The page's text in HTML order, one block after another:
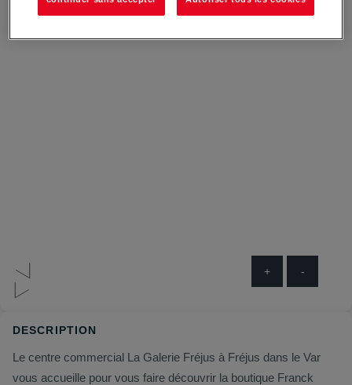
+ -
DESCRIPTION
Le centre commercial La Galerie Fréjus à Fréjus dans le Var
vous accueille pour vous faire découvrir la boutique Franck